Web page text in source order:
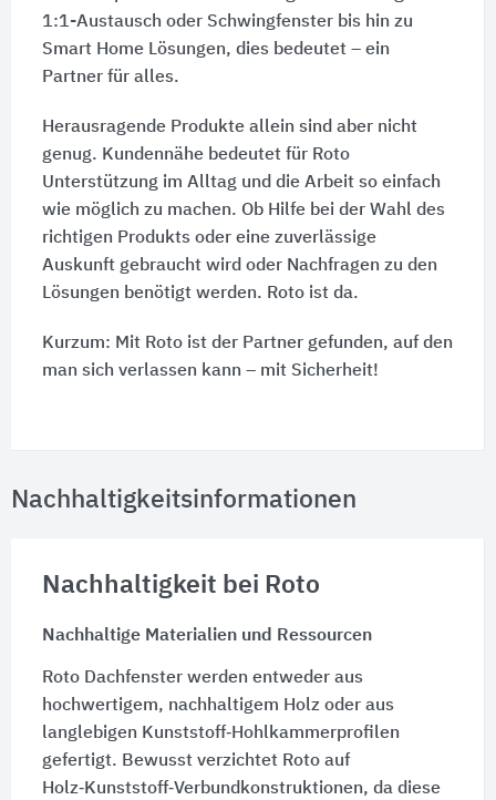
1:1-Austausch oder Schwingfenster bis hin zu
Smart Home Lösungen, dies bedeutet – ein
Partner für alles.
Herausragende Produkte allein sind aber nicht
genug. Kundennähe bedeutet für Roto
Unterstützung im Alltag und die Arbeit so einfach
wie möglich zu machen. Ob Hilfe bei der Wahl des
richtigen Produkts oder eine zuverlässige
Auskunft gebraucht wird oder Nachfragen zu den
Lösungen benötigt werden. Roto ist da.
Kurzum: Mit Roto ist der Partner gefunden, auf den
man sich verlassen kann – mit Sicherheit!
Nachhaltigkeitsinformationen
Nachhaltigkeit bei Roto
Nachhaltige Materialien und Ressourcen
Roto Dachfenster werden entweder aus
hochwertigem, nachhaltigem Holz oder aus
langlebigen Kunststoff‑Hohlkammerprofilen
gefertigt. Bewusst verzichtet Roto auf
Holz‑Kunststoff‑Verbundkonstruktionen, da diese